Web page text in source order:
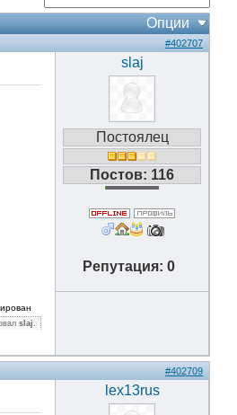
Опции
#402707
slaj
Постоялец
Постов: 116
Репутация: 0
slaj.
#402709
lex13rus